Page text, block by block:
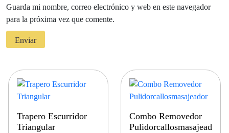
Guarda mi nombre, correo electrónico y web en este navegador
para la próxima vez que comente.
Trapero Escurridor
Triangular
Combo Removedor
Pulidorcallosmasajeador